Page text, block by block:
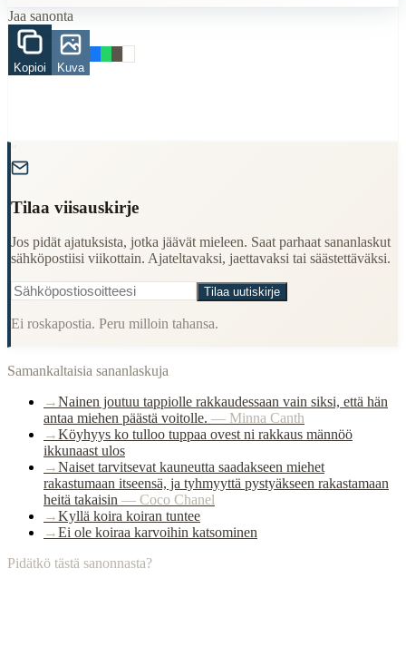
Suomalaiset
Äitiys
Koira
Rakkaus
When to Use This Content
Finding Finnish proverbs about specific topics
Learning Finnish language through proverbs
Finding quotes for speeches or writing
Cultural Context
Language:
Origin:Finland
Traditional folk wisdom
Jaa sanonta
Kopioi Kuva
Tilaa viisauskirje
Jos pidät ajatuksista, jotka jäävät mieleen. Saat parhaat sananlaskut
sähköpostiisi viikottain. Ajateltavaksi, jaettavaksi tai säästettäväksi.
Tilaa uutiskirje
Ei roskapostia. Peru milloin tahansa.
Samankaltaisia sananlaskuja
→Nainen joutuu tappiolle rakkaudessaan vain siksi, että hän
antaa miehen päästä voitolle. — Minna Canth
→Köyhyys ko tulloo tuppaa ovest ni rakkaus männöö
ikkunaast ulos
→Naiset tarvitsevat kauneutta saadakseen miehet
rakastumaan itseensä, ja tyhmyyttä pystyäkseen rakastamaan
heitä takaisin — Coco Chanel
→Kyllä koira koiran tuntee
→Ei ole koiraa karvoihin katsominen
Pidätkö tästä sanonnasta?